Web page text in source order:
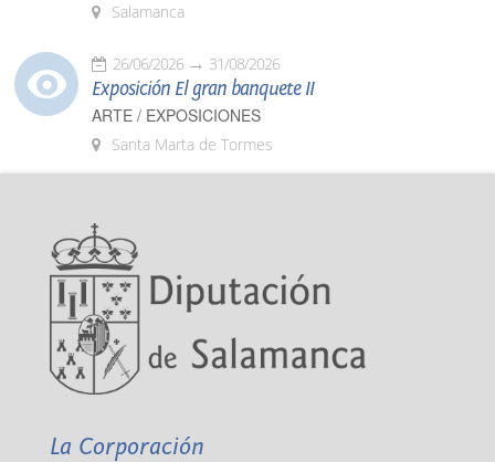
Salamanca
26/06/2026 31/08/2026
Exposición El gran banquete II
ARTE / EXPOSICIONES
Santa Marta de Tormes
La Corporación